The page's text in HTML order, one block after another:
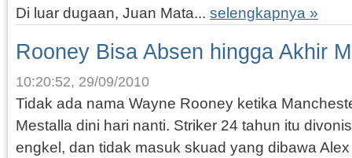
Di luar dugaan, Juan Mata... selengkapnya »
Rooney Bisa Absen hingga Akhir
10:20:52, 29/09/2010
Tidak ada nama Wayne Rooney ketika
Mestalla dini hari nanti. Striker 24 tahun itu
engkel, dan tidak masuk skuad yang dibawa